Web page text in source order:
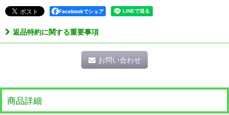
Facebookでシェア
返品特約に関する重要事項
お問い合わせ
商品詳細